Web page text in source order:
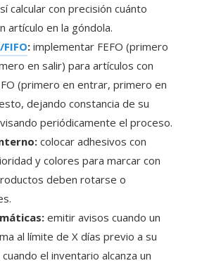
calcular con precisión cuánto
artículo en la góndola.
: implementar FEFO (primero
en salir) para artículos con
(primero en entrar, primero en
dejando constancia de su
periódicamente el proceso.
colocar adhesivos con
y colores para marcar con
deben rotarse o
emitir avisos cuando un
al límite de X días previo a su
el inventario alcanza un